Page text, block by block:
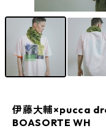
伊藤大輔×pucca
BOASORTE WH